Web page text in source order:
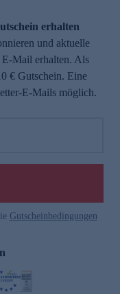
erhalten
und aktuelle
Mail erhalten. Als
€ Gutschein. Eine
E-Mails möglich.
Gutscheinbedingungen